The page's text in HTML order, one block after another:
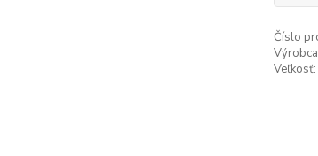
Číslo
Veľkosť: